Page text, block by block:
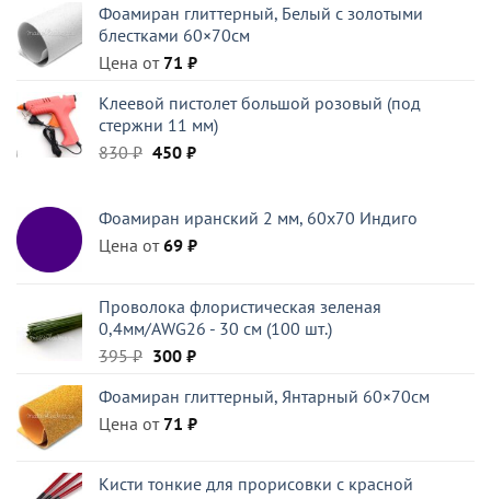
составляла
396 ₽.
355 ₽.
Фоамиран глиттерный, Белый c золотыми
блестками 60×70см
Цена от 71 ₽
Клеевой пистолет большой розовый (под
стержни 11 мм)
830₽ Первоначальная
830 ₽.
450 ₽Текущая
Фоамиран иранский 2 мм, 60х70 Индиго
Цена от69 ₽
Проволока флористическая зеленая
0,4мм/AWG26 - 30 см (100 шт.)
395₽ Первоначальная
составляла
395 ₽.
300 ₽Текущая
300 ₽.
Фоамиран глиттерный, Янтарный 60×70см
Цена от 71 ₽
Кисти тонкие для прорисовки с красной